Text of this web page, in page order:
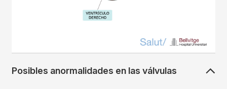
Posibles anormalidades en las válvulas